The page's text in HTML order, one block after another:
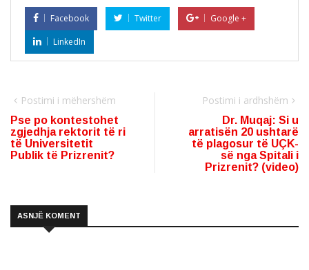
Facebook Twitter
Google +
LinkedIn
Postimi i mëhershëm
Pse po kontestohet
zgjedhja rektorit të ri
të Universitetit
Publik të Prizrenit?
Postimi i ardhshëm
Dr. Muqaj: Si u
arratisën 20 ushtarë
të plagosur të UÇK-
së nga Spitali i
Prizrenit? (video)
ASNJË KOMENT